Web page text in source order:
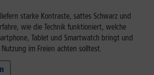
starke Kontraste, sattes Schwarz und
wie die Technik funktioniert, welche
Tablet und Smartwatch bringt und
im Freien achten solltest.